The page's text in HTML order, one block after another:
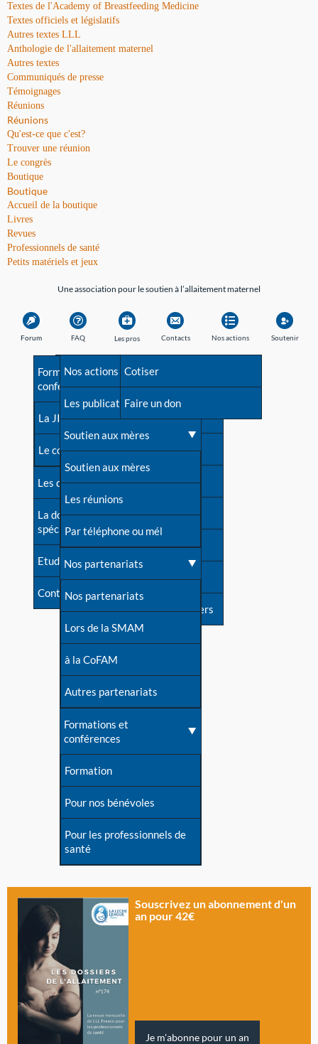
Textes de l'Academy of Breastfeeding Medicine
Textes officiels et législatifs
Autres textes LLL
Anthologie de l'allaitement maternel
Autres textes
Communiqués de presse
Témoignages
Réunions
Réunions
Qu'est-ce que c'est?
Trouver une réunion
Le congrès
Boutique
Boutique
Accueil de la boutique
Livres
Revues
Professionnels de santé
Petits matériels et jeux
Une association pour le soutien à l’allaitement maternel
Forum FAQ
Avant la naissance
Les débuts
Une difficulté d'allaitement ?
Cas particuliers
Mythes et vérités
Devenir animatrice ?
Une question sur le site
Les pros
Formations et
conférences
La JIA
Le congrès
Les dossiers de l'allaitement
La documentation
spécialisée
Etudes récentes
Contact
Contacts
Besoin d'aide?
Répertoire de tous les
contacts
Contact presse
Dossier de presse
Soutenir LLL
Livre d'or
Forum
S'inscrire à nos newsletters
Nos actions
Nos actions
Les publications
Soutien aux mères
Soutien aux mères
Les réunions
Par téléphone ou mél
Nos partenariats
Nos partenariats
Lors de la SMAM
à la CoFAM
Autres partenariats
Formations et
conférences
Formation
Pour nos bénévoles
Pour les professionnels de
santé
Soutenir
Cotiser
Faire un don
Souscrivez un abonnement d'un
an pour 42€
Je m'abonne pour un an